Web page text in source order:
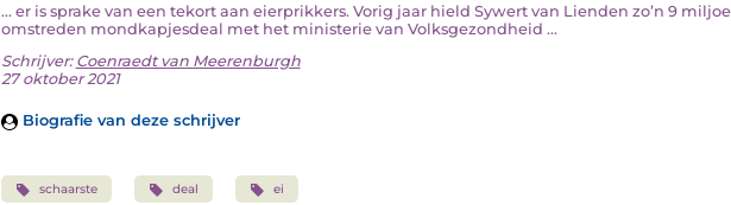
... er is sprake van een tekort aan eierprikkers. Vorig jaar hield Sywert van Lienden zo’n 9
omstreden mondkapjesdeal met het ministerie van Volksgezondheid ...
Schrijver: Coenraedt van Meerenburgh
27 oktober 2021
Biografie van deze schrijver
schaarste deal ei